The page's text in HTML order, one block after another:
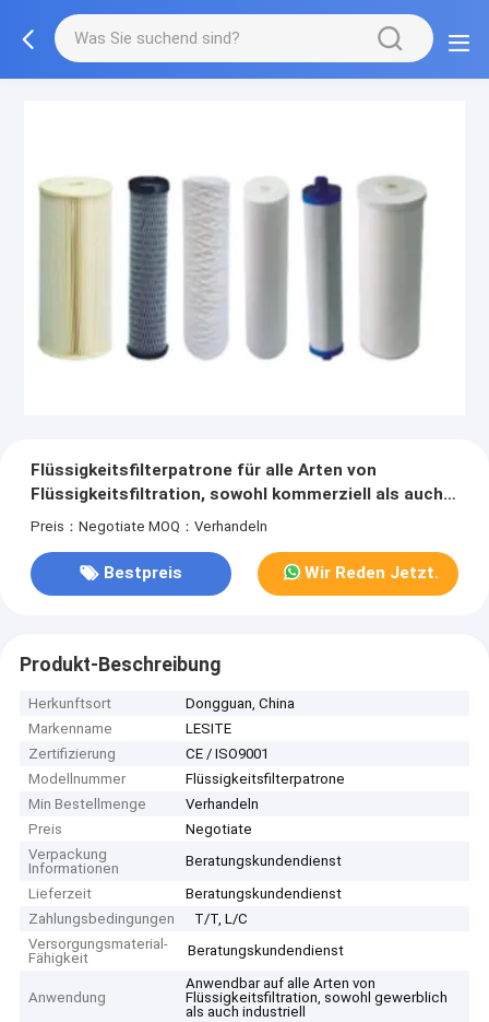
Flüssigkeitsfilterpatrone für alle Arten von
Flüssigkeitsfiltration, sowohl kommerziell als auch
industriell
Preis：Negotiate MOQ：Verhandeln
Bestpreis Wir Reden Jetzt.
Produkt-Beschreibung
Herkunftsort
Dongguan, China
Markenname
LESITE
Zertifizierung
CE / ISO9001
Modellnummer
Flüssigkeitsfilterpatrone
Min Bestellmenge
Verhandeln
Preis
Negotiate
Verpackung
Informationen
Beratungskundendienst
Lieferzeit
Beratungskundendienst
Zahlungsbedingungen
T/T, L/C
Versorgungsmaterial-
Fähigkeit
Beratungskundendienst
Anwendung
Anwendbar auf alle Arten von
Flüssigkeitsfiltration, sowohl gewerblich
als auch industriell